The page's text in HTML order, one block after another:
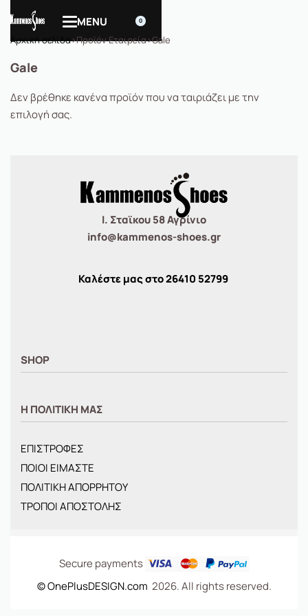
0
Αρχική σελίδα›Προϊόν Εταιρεία›Gale
Gale
Δεν βρέθηκε κανένα προϊόν που να ταιριάζει με την
επιλογή σας.
Ι. Σταϊκου 58 Αγρίνιο
info@kammenos-shoes.gr
Καλέστε μας στο26410 52799
SHOP
ΓΥΝΑΙΚΕΙΑ
BRANDS
ΝΕΕΣ ΑΦΙΞΕΙΣ
OFFERS
ΤΣΑΝΤΕΣ
Η ΠΟΛΙΤΙΚΗ ΜΑΣ
ΕΠΙΣΤΡΟΦΕΣ
ΠΟΙΟΙ ΕΙΜΑΣΤΕ
ΠΟΛΙΤΙΚΗ ΑΠΟΡΡΗΤΟΥ
ΤΡΟΠΟΙ ΑΠΟΣΤΟΛΗΣ
Secure payments
© OnePlusDESIGN.com 2026. All rights reserved.